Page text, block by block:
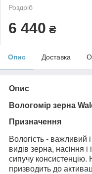
Роздріб
6 440 ₴
Опис Доставка
Опис
Вологомір зерна
Призначення
Вологість - важливий
видів зерна, насіння
сипучу консистенцію.
призводить до